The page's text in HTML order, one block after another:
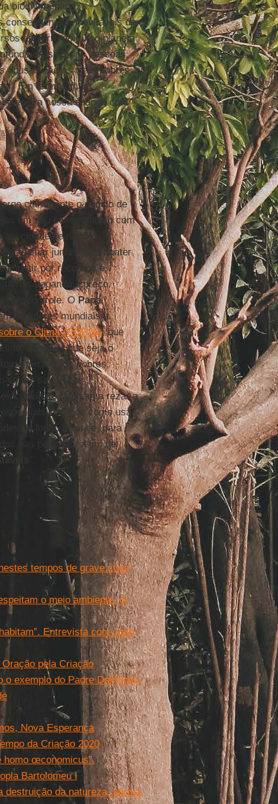
biodiversidade, a
consequências inevitáveis de
da Terra do que o planeta
injustiça: as pessoas
abusos são as mais pobres
Em termos mais
a nossa aliança com
claramente o pedido de
em seu compromisso com
cidades e nações,
trabalhar juntos para abater
por recursos e
pagando o preço.
autocontrole. OPapa
os líderes mundiais a
o Clima (COP26), que
qualquer que seja o
da terra e dos pobres,
se em sacrifícios
convidam também a rezar a
de como usar
de longo alcance, para
nas pessoas, a fim de
tempos de grave crise
o meio ambiente. O
Entrevista com Josh
pela Criação
o exemplo do Padre Dall'Oglio
Nova Esperança
da Criação 2020
homo œconomicus”.
Bartolomeu I
destruição da natureza, afirma